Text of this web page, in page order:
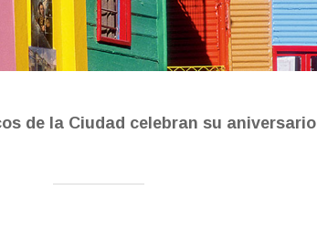
de la Ciudad celebran su aniversario